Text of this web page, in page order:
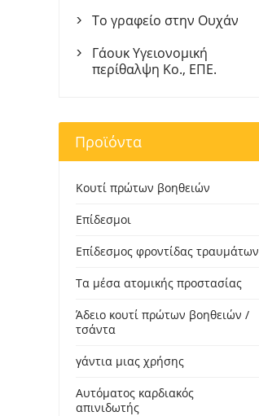
 Το γραφείο στην Ουχάν

Γάουκ Υγειονομική
περίθαλψη Κο., ΕΠΕ.
Προϊόντα
Κουτί πρώτων βοηθειών
Επίδεσμοι
Επίδεσμος φροντίδας τραυμάτων
Τα μέσα ατομικής προστασίας
Άδειο κουτί πρώτων βοηθειών /
τσάντα
γάντια μιας χρήσης
Αυτόματος καρδιακός
απινιδωτής